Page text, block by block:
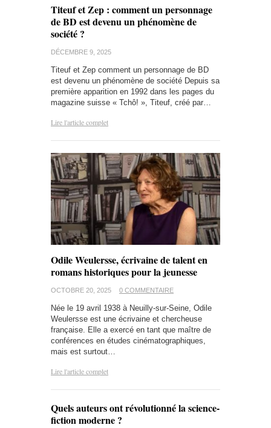
Titeuf et Zep : comment un personnage
de BD est devenu un phénomène de
société ?
DÉCEMBRE 9, 2025
Titeuf et Zep comment un personnage de BD
est devenu un phénomène de société Depuis sa
première apparition en 1992 dans les pages du
magazine suisse « Tchô! », Titeuf, créé par…
Lire l'article complet
Odile Weulersse, écrivaine de talent en
romans historiques pour la jeunesse
OCTOBRE 20, 2025 0 COMMENTAIRE
Née le 19 avril 1938 à Neuilly-sur-Seine, Odile
Weulersse est une écrivaine et chercheuse
française. Elle a exercé en tant que maître de
conférences en études cinématographiques,
mais est surtout…
Lire l'article complet
Quels auteurs ont révolutionné la science-
fiction moderne ?